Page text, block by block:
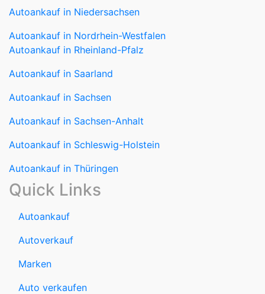
Autoankauf in Saarland
Autoankauf in Sachsen
Autoverkauf